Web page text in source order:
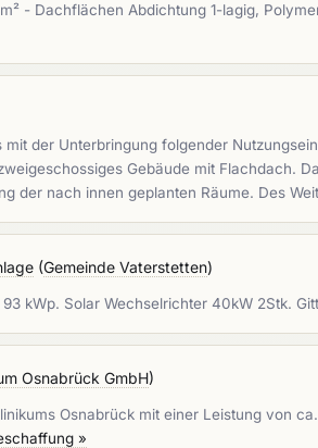
- Dachflächen Abdichtung 1-lagig,
der Unterbringung folgender
Gebäude mit Flachdach.
der nach innen geplanten Räume. Des
(Gemeinde Vaterstetten)
kWp. Solar Wechselrichter 40kW 2Stk.
Osnabrück GmbH)
Osnabrück mit einer Leistung von
»